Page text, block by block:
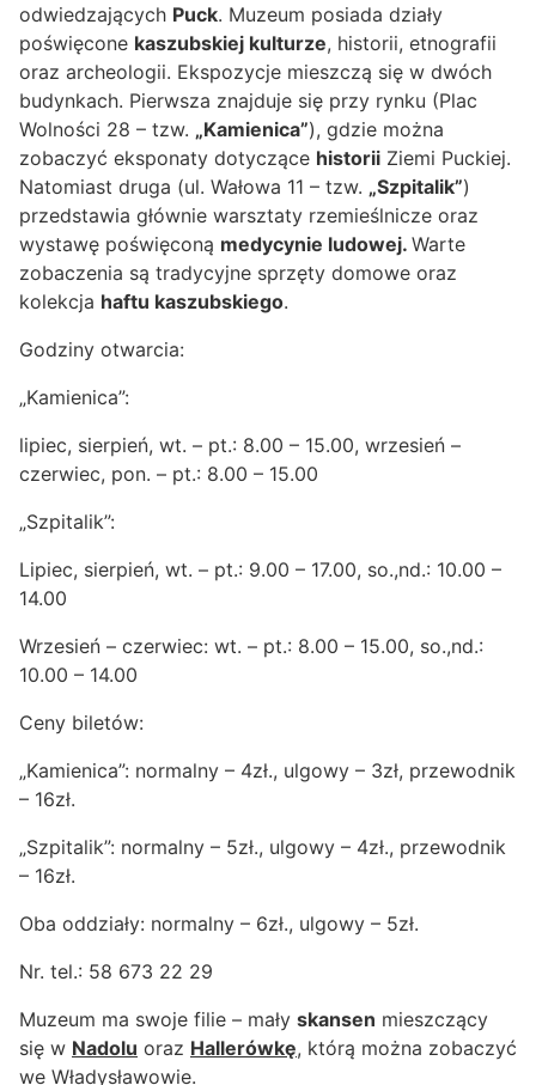
odwiedzających Puck. Muzeum posiada działy
poświęcone kaszubskiej kulturze, historii, etnografii
oraz archeologii. Ekspozycje mieszczą się w dwóch
budynkach. Pierwsza znajduje się przy rynku (Plac
Wolności 28 – tzw. „Kamienica”), gdzie można
zobaczyć eksponaty dotyczące historii Ziemi Puckiej.
Natomiast druga (ul. Wałowa 11 – tzw. „Szpitalik”)
przedstawia głównie warsztaty rzemieślnicze oraz
wystawę poświęconą medycynie ludowej. Warte
zobaczenia są tradycyjne sprzęty domowe oraz
kolekcja haftu kaszubskiego.
Godziny otwarcia:
„Kamienica”:
lipiec, sierpień, wt. – pt.: 8.00 – 15.00, wrzesień –
czerwiec, pon. – pt.: 8.00 – 15.00
„Szpitalik”:
Lipiec, sierpień, wt. – pt.: 9.00 – 17.00, so.,nd.: 10.00 –
14.00
Wrzesień – czerwiec: wt. – pt.: 8.00 – 15.00, so.,nd.:
10.00 – 14.00
Ceny biletów:
„Kamienica”: normalny – 4zł., ulgowy – 3zł, przewodnik
– 16zł.
„Szpitalik”: normalny – 5zł., ulgowy – 4zł., przewodnik
– 16zł.
Oba oddziały: normalny – 6zł., ulgowy – 5zł.
Nr. tel.: 58 673 22 29
Muzeum ma swoje filie – mały skansen mieszczący
się w Nadolu oraz Hallerówkę, którą można zobaczyć
we Władysławowie.